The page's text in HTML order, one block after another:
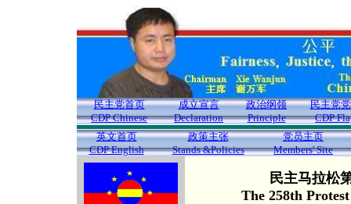
民主党首页
CDP Chinese
成立宣言
Declaration
政治纲领
Principle
民主党
CDP
英文首页
CDP English
政策主张
Stands &Policies
党员主页
Members' Site
民主马拉松
The 258th